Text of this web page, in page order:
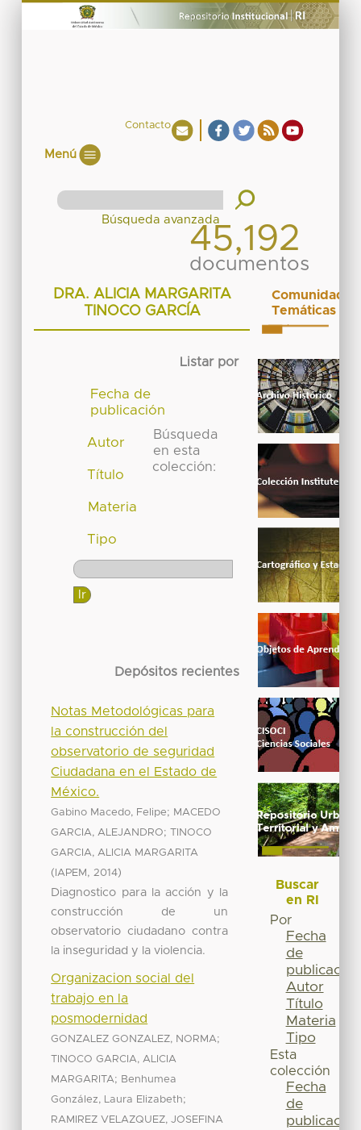
Contacto
Menú
45,192
documentos
DRA. ALICIA MARGARITA
TINOCO GARCÍA
Listar por
Fecha de
publicación
Autor
Título
Materia
Tipo
Búsqueda
en esta
colección:
Depósitos recientes
Notas Metodológicas para
la construcción del
observatorio de seguridad
Ciudadana en el Estado de
México.
Gabino Macedo, Felipe; MACEDO
GARCIA, ALEJANDRO;TINOCO
GARCIA, ALICIA MARGARITA
( IAPEM , 2014)
Diagnostico para la acción y la
construcción de un
observatorio ciudadano contra
la inseguridad y la violencia.
Organizacion social del
trabajo en la
posmodernidad
GONZALEZ GONZALEZ, NORMA;
TINOCO GARCIA, ALICIA
MARGARITA; Benhumea
González, Laura Elizabeth;
RAMIREZ VELAZQUEZ, JOSEFINA
Comunidades
Temáticas
Buscar
en RI
Por
Fecha
de
publicación
Autor
Título
Materia
Tipo
Esta
colección
Fecha
de
publicación